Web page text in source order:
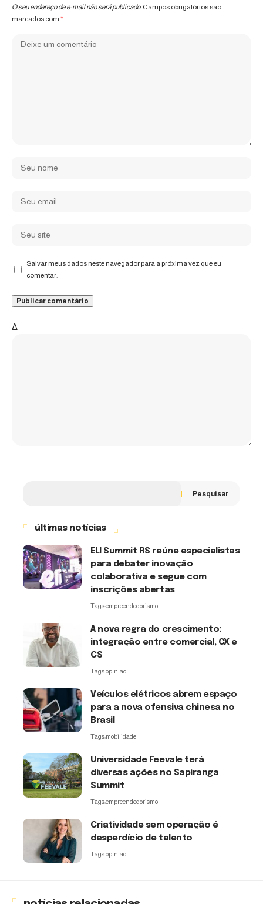
O seu endereço de e-mail não será publicado. Campos obrigatórios são
marcados com *
Salvar meus dados neste navegador para a próxima vez que eu
comentar.
Δ
Pesquisar
últimas notícias
ELI Summit RS reúne especialistas
para debater inovação
colaborativa e segue com
inscrições abertas
Tags:empreendedorismo
A nova regra do crescimento:
integração entre comercial, CX e
CS
Tags:opinião
Veículos elétricos abrem espaço
para a nova ofensiva chinesa no
Brasil
Tags:mobilidade
Universidade Feevale terá
diversas ações no Sapiranga
Summit
Tags:empreendedorismo
Criatividade sem operação é
desperdício de talento
Tags:opinião